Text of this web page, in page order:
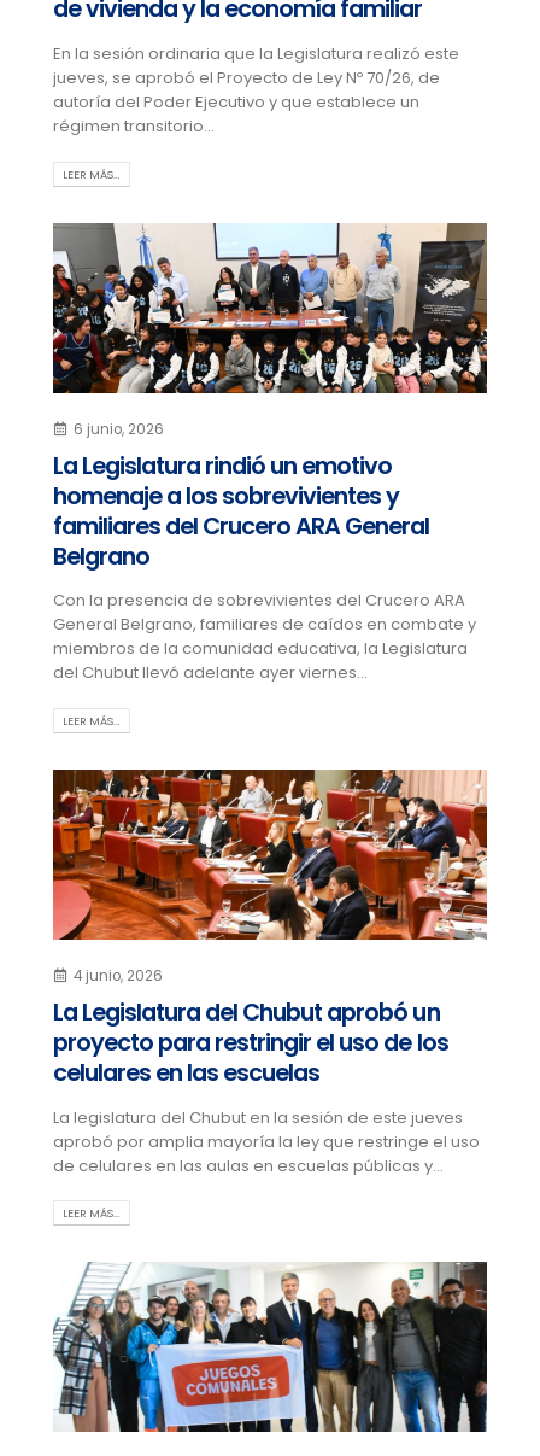
de vivienda y la economía familiar
En la sesión ordinaria que la Legislatura realizó este
jueves, se aprobó el Proyecto de Ley Nº 70/26, de
autoría del Poder Ejecutivo y que establece un
régimen transitorio...
LEER MÁS…
6 junio, 2026
La Legislatura rindió un emotivo
homenaje a los sobrevivientes y
familiares del Crucero ARA General
Belgrano
Con la presencia de sobrevivientes del Crucero ARA
General Belgrano, familiares de caídos en combate y
miembros de la comunidad educativa, la Legislatura
del Chubut llevó adelante ayer viernes...
LEER MÁS…
4 junio, 2026
La Legislatura del Chubut aprobó un
proyecto para restringir el uso de los
celulares en las escuelas
La legislatura del Chubut en la sesión de este jueves
aprobó por amplia mayoría la ley que restringe el uso
de celulares en las aulas en escuelas públicas y...
LEER MÁS…